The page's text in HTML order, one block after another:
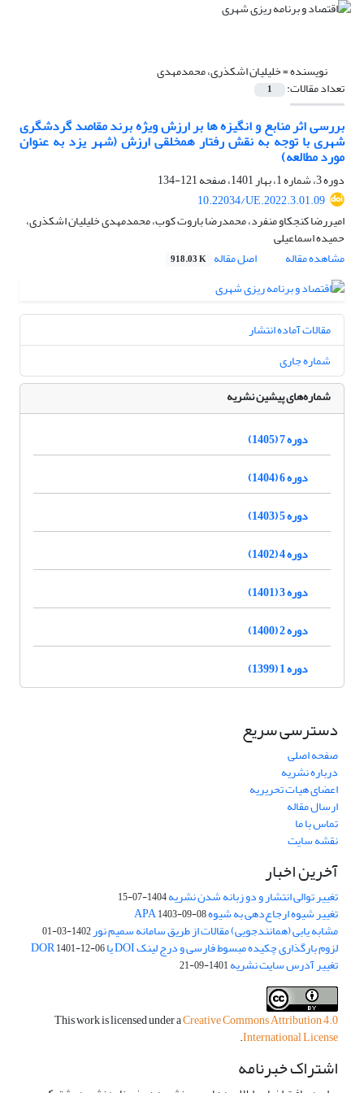
نویسنده =خلیلیان اشکذری، محمدمهدی
تعداد مقالات: 1
بررسی اثر منابع و انگیزه ها بر ارزش ویژه برند مقاصد گردشگری
شهری با توجه به نقش رفتار هم‎خلقی ارزش (شهر یزد به عنوان
مورد مطالعه)
دوره 3، شماره 1، بهار 1401، صفحه
121-134
10.22034/UE.2022.3.01.09
امیررضا کنجکاو منفرد، محمدرضا باروت کوب، محمدمهدی خلیلیان اشکذری،
حمیده اسماعیلی
مشاهده مقاله
اصل مقاله 918.03 K
مقالات آماده انتشار
شماره جاری
شماره‌های پیشین نشریه
دوره 7 (1405)
دوره 6 (1404)
دوره 5 (1403)
دوره 4 (1402)
دوره 3 (1401)
دوره 2 (1400)
دوره 1 (1399)
دسترسی سریع
صفحه اصلی
درباره نشریه
اعضای هیات تحریریه
ارسال مقاله
تماس با ما
نقشه سایت
آخرین اخبار
تغییر توالی انتشار و دو زبانه شدن نشریه1404-07-15
تغییر شیوه ارجاع‌دهی به شیوه APA1403-09-08
مشابه یابی (همانندجویی) مقالات از طریق سامانه سمیم نور1402-03-01
لزوم بارگذاری چکیده مبسوط فارسی و درج لینک DOI یا DOR 1401-12-06
تغییر آدرس سایت نشریه1401-09-21
This work is licensed under aCreative Commons Attribution 4.0
International License
.
اشتراک خبرنامه